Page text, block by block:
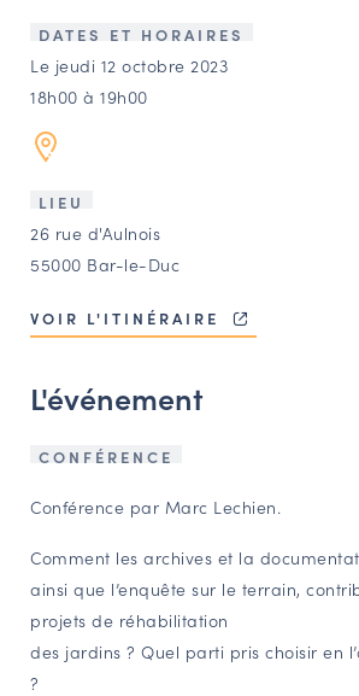
CONTACT
Agenda
Annuaire
Ressources
OFFRES D’EMPLOI ET DE
OUTILS EN LIGNE
Espace acteurs
NAVIGATION FILTRÉE «
PORTAIL CULTURE
DATES ET HORAIRES
Le jeudi 12 octobre 2023
18h00 à 19h00
LIEU
26 rue d'Aulnois
55000 Bar-le-Duc
VOIR L'ITINÉRAIRE
L'événement
CONFÉRENCE
Conférence par Marc Lechien.
Comment les archives et la
ainsi que l’enquête sur le terrain,
projets de réhabilitation
des jardins ? Quel parti pris choisir en
?